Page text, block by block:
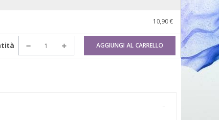
10,90 €
AGGIUNGI AL CARRELLO